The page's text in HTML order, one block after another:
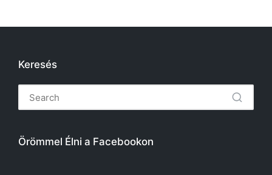
Keresés
Örömmel Élni a Facebookon